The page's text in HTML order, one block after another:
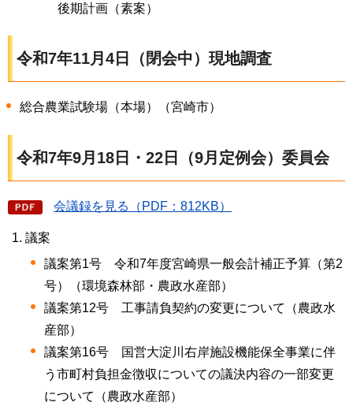
後期計画（素案）
令和7年11月4日（閉会中）現地調査
総合農業試験場（本場）（宮崎市）
令和7年9月18日・22日（9月定例会）委員会
会議録を見る（PDF：812KB）
議案
議案第1号
令和7年度宮崎県一般会計補正予算（第2
号）（環境森林部・農政水産部）
議案第12号
工事請負契約の変更について（農政水
産部）
議案第16号
国営大淀川右岸施設機能保全事業に伴
う市町村負担金徴収についての議決内容の一部変更
について（農政水産部）